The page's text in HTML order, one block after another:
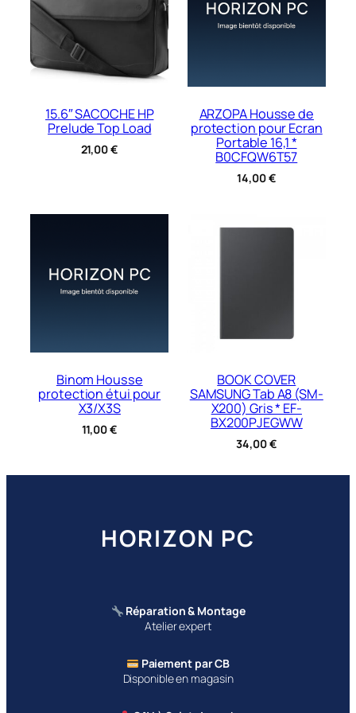
15.6″ SACOCHE HP
Prelude Top Load
21,00€
ARZOPA Housse de
protection pour Ecran
Portable 16,1 *
B0CFQW6T57
14,00€
Binom Housse
protection étui pour
X3/X3S
11,00€
BOOK COVER
SAMSUNG Tab A8 (SM-
X200) Gris * EF-
BX200PJEGWW
34,00€
HORIZON PC
Réparation & Montage
Atelier expert
Paiement par CB
Disponible en magasin